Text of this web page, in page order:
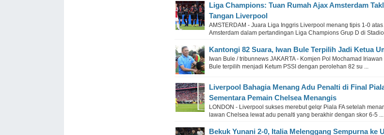
Liga Champions: Tuan Rumah Ajax Amsterdam
Tangan Liverpool
AMSTERDAM - Juara Liga Inggris Liverpool menang tipis 1-0 atas
Amsterdam dalam pertandingan Liga Champions Grup D di
Kantongi 82 Suara, Iwan Bule Terpilih Jadi Ketua
Iwan Bule / tribunnews JAKARTA - Komjen Pol Mochamad
Bule terpilih menjadi Ketum PSSI dengan perolehan 82 su ...
Liverpool Bahagia Menang Adu Penalti di Final
Sementara Pemain Chelsea Menangis
LONDON - Liverpool sukses merebut gelqr Piala FA setelah
lawan Chelsea lewat adu penalti yang berakhir dengan skor 6-5 ...
Bekuk Yunani 2-0, Italia Melenggang Sempurna ke